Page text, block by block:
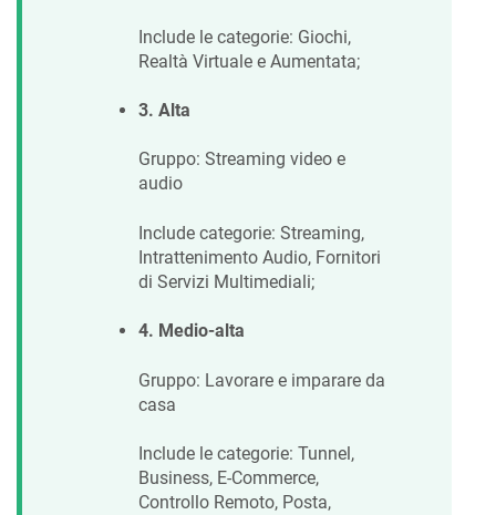
Include le categorie: Giochi,
Realtà Virtuale e Aumentata;
3. Alta
Gruppo: Streaming video e
audio
Include categorie: Streaming,
Intrattenimento Audio, Fornitori
di Servizi Multimediali;
4. Medio-alta
Gruppo: Lavorare e imparare da
casa
Include le categorie: Tunnel,
Business, E-Commerce,
Controllo Remoto, Posta,